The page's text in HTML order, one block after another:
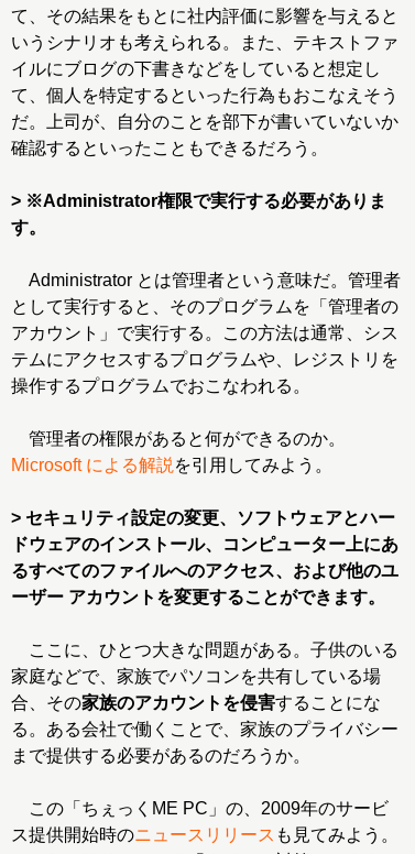
て、その結果をもとに社内評価に影響を与えると
いうシナリオも考えられる。また、テキストファ
イルにブログの下書きなどをしていると想定し
て、個人を特定するといった行為もおこなえそう
だ。上司が、自分のことを部下が書いていないか
確認するといったこともできるだろう。
> ※Administrator権限で実行する必要がありま
す。
Administrator とは管理者という意味だ。管理者
として実行すると、そのプログラムを「管理者の
アカウント」で実行する。この方法は通常、シス
テムにアクセスするプログラムや、レジストリを
操作するプログラムでおこなわれる。
管理者の権限があると何ができるのか。
Microsoft による解説 を引用してみよう。
> セキュリティ設定の変更、ソフトウェアとハー
ドウェアのインストール、コンピューター上にあ
るすべてのファイルへのアクセス、および他のユ
ーザー アカウントを変更することができます。
ここに、ひとつ大きな問題がある。子供のいる
家庭などで、家族でパソコンを共有している場
合、その家族のアカウントを侵害することにな
る。ある会社で働くことで、家族のプライバシー
まで提供する必要があるのだろうか。
この「ちぇっくME PC」の、2009年のサービ
ス提供開始時のニュースリリース も見てみよう。